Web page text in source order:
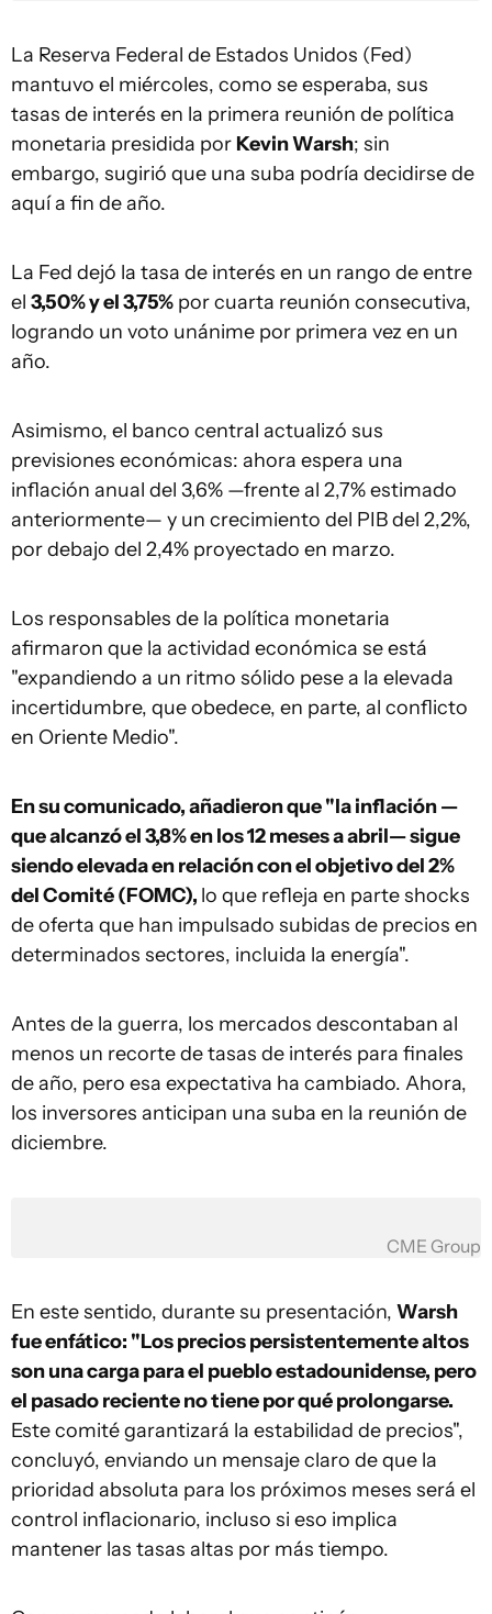
La Reserva Federal de Estados Unidos (Fed)
mantuvo el miércoles, como se esperaba, sus
tasas de interés en la primera reunión de política
monetaria presidida por Kevin Warsh; sin
embargo, sugirió que una suba podría decidirse de
aquí a fin de año.
La Fed dejó la tasa de interés en un rango de entre
el 3,50% y el 3,75% por cuarta reunión consecutiva,
logrando un voto unánime por primera vez en un
año.
Asimismo, el banco central actualizó sus
previsiones económicas: ahora espera una
inflación anual del 3,6% —frente al 2,7% estimado
anteriormente— y un crecimiento del PIB del 2,2%,
por debajo del 2,4% proyectado en marzo.
Los responsables de la política monetaria
afirmaron que la actividad económica se está
"expandiendo a un ritmo sólido pese a la elevada
incertidumbre, que obedece, en parte, al conflicto
en Oriente Medio".
En su comunicado, añadieron que "la inflación —
que alcanzó el 3,8% en los 12 meses a abril— sigue
siendo elevada en relación con el objetivo del 2%
del Comité (FOMC), lo que refleja en parte shocks
de oferta que han impulsado subidas de precios en
determinados sectores, incluida la energía".
Antes de la guerra, los mercados descontaban al
menos un recorte de tasas de interés para finales
de año, pero esa expectativa ha cambiado. Ahora,
los inversores anticipan una suba en la reunión de
diciembre.
CME Group
En este sentido, durante su presentación, Warsh
fue enfático: "Los precios persistentemente altos
son una carga para el pueblo estadounidense, pero
el pasado reciente no tiene por qué prolongarse.
Este comité garantizará la estabilidad de precios",
concluyó, enviando un mensaje claro de que la
prioridad absoluta para los próximos meses será el
control inflacionario, incluso si eso implica
mantener las tasas altas por más tiempo.